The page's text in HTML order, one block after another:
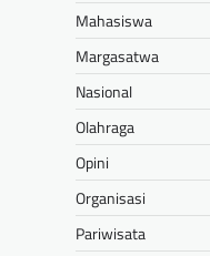
Mahasiswa
Margasatwa
Nasional
Olahraga
Opini
Organisasi
Pariwisata